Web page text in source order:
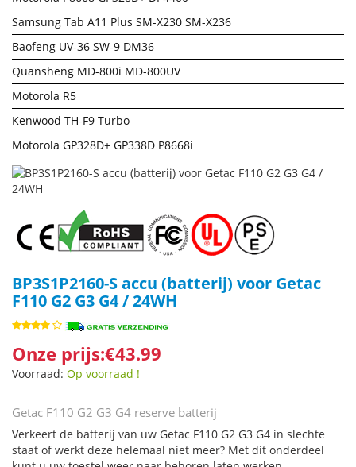
Samsung Tab A11 Plus SM-X230 SM-X236
Baofeng UV-36 SW-9 DM36
Quansheng MD-800i MD-800UV
Motorola R5
Kenwood TH-F9 Turbo
Motorola GP328D+ GP338D P8668i
BP3S1P2160-S accu (batterij) voor Getac
F110 G2 G3 G4 / 24WH
Onze prijs:€43.99
Voorraad: Op voorraad !
Getac F110 G2 G3 G4 reserve batterij
Verkeert de batterij van uw Getac F110 G2 G3 G4 in slechte
staat of werkt deze helemaal niet meer? Met dit onderdeel